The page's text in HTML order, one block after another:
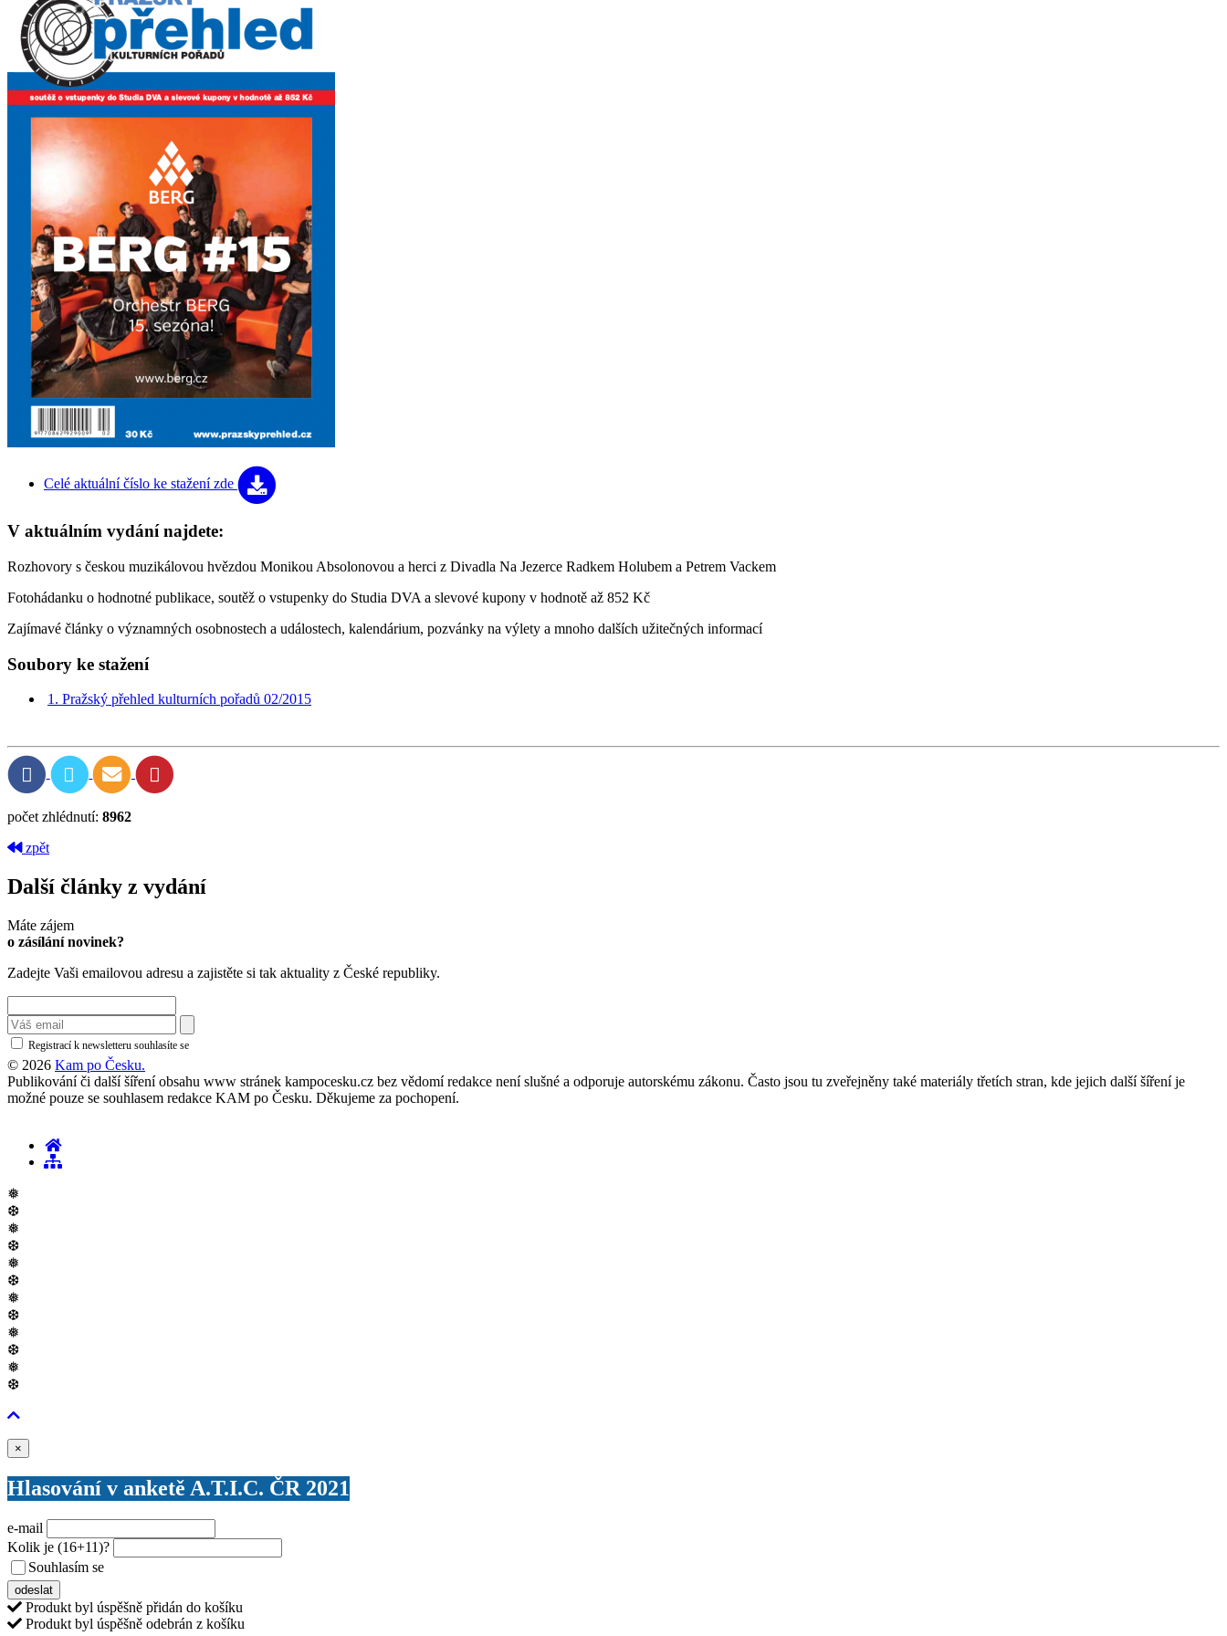
Celé aktuální číslo ke stažení zde
V aktuálním vydání najdete:
Rozhovory s českou muzikálovou hvězdou Monikou Absolonovou a herci z Divadla Na Jezerce Radkem Holubem a Petrem Vackem
Fotohádanku o hodnotné publikace, soutěž o vstupenky do Studia DVA a slevové kupony v hodnotě až 852 Kč
Zajímavé články o významných osobnostech a událostech, kalendárium, pozvánky na výlety a mnoho dalších užitečných informací
Soubory ke stažení
1. Pražský přehled kulturních pořadů 02/2015
počet zhlédnutí: 8962
zpět
Další články z vydání
Máte zájem
o zásílání novinek?
Zadejte Vaši emailovou adresu a zajistěte si tak aktuality z České republiky.
Registrací k newsletteru souhlasíte se
© 2026 Kam po Česku.
Publikování či další šíření obsahu www stránek kampocesku.cz bez vědomí redakce není slušné a odporuje autorskému zákonu. Často jsou tu zveřejněny také materiály třetích stran, kde jejich další šíření je
možné pouze se souhlasem redakce KAM po Česku. Děkujeme za pochopení.
❅
❆
❅
❆
❅
❆
❅
❆
❅
❆
❅
❆
×
Hlasování v anketě A.T.I.C. ČR 2021
e-mail
Kolik je (16+11)?
Souhlasím se
odeslat
Produkt byl úspěšně přidán do košíku
Produkt byl úspěšně odebrán z košíku